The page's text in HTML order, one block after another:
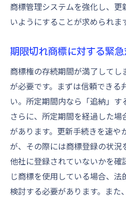
商標管理システムを強化し、
いようにすることが求められま
期限切れ商標に対する緊
商標権の存続期間が満了してし
が必要です。まずは信頼できる
い。所定期間内なら「追納」す
さらに、所定期間を経過した場
があります。更新手続きを速や
が、その際には商標登録の状況
他社に登録されていないかを確
じ商標を使用している場合、
検討する必要があります。また